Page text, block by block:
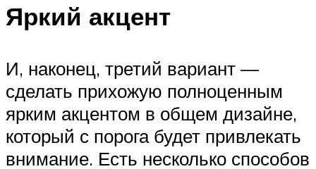
Яркий акцент
И, наконец, третий вариант —
сделать прихожую полноценным
ярким акцентом в общем дизайне,
который с порога будет привлекать
внимание. Есть несколько способов